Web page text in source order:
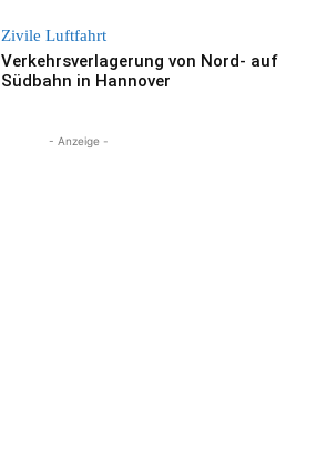
Zivile Luftfahrt
Verkehrsverlagerung von Nord- auf
Südbahn in Hannover
- Anzeige -